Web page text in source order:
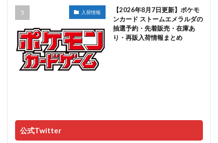
入荷情報
【2026年8月7日更新】ポケモ
ンカード ストームエメラルダの
抽選予約・先着販売・在庫あ
り・再販入荷情報まとめ
公式Twitter